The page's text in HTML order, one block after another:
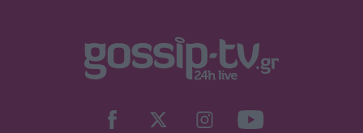
Οικονομάκου: To fashion souvenir
τσάντα από φύλλα που θα ζηλέψεις